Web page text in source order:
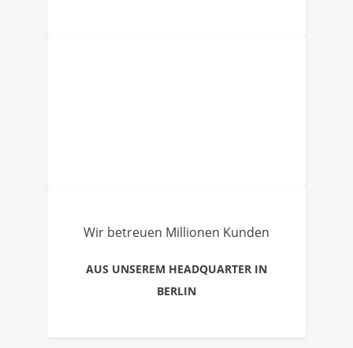
Wir betreuen Millionen Kunden
AUS UNSEREM HEADQUARTER IN
BERLIN